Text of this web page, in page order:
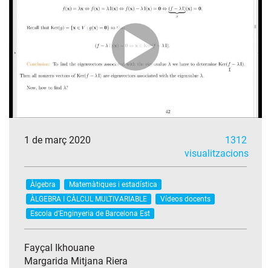
1 de març 2020
1312
visualitzacions
Àlgebra
Matemàtiques i estadística
ÀLGEBRA I CÀLCUL MULTIVARIABLE
Vídeos docents
Escola d'Enginyeria de Barcelona Est
Fayçal Ikhouane
Margarida Mitjana Riera